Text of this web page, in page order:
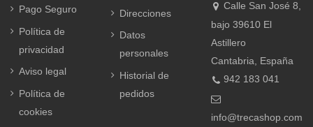
Pago Seguro
Política de
privacidad
Aviso legal
Política de
cookies
Direcciones
Datos
personales
Historial de
pedidos
Calle San José 8,
bajo 39610 El
Astillero
Cantabria, España
942 183 041
info@trecashop.com